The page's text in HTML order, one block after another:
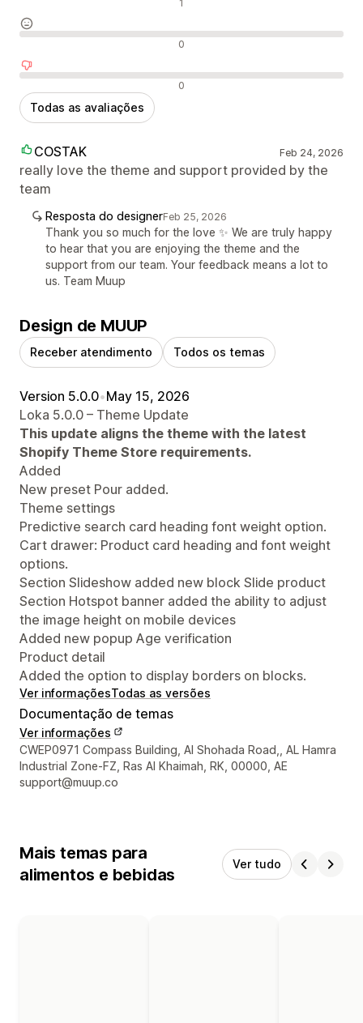
1
0
0
Todas as avaliações
COSTAK Feb 24, 2026
really love the theme and support provided by the
team
Resposta do designerFeb 25, 2026
Thank you so much for the love ✨ We are truly happy
to hear that you are enjoying the theme and the
support from our team. Your feedback means a lot to
us. Team Muup
Design de MUUP
Receber atendimento Todos os temas
Version 5.0.0•May 15, 2026
Loka 5.0.0 – Theme Update
This update aligns the theme with the latest
Shopify Theme Store requirements.
Added
New preset Pour added.
Theme settings
Predictive search card heading font weight option.
Cart drawer: Product card heading and font weight
options.
Section Slideshow added new block Slide product
Section Hotspot banner added the ability to adjust
the image height on mobile devices
Added new popup Age verification
Product detail
Added the option to display borders on blocks.
Ver informaçõesTodas as versões
Documentação de temas
Ver informações
Informações de contato do designer
CWEP0971 Compass Building, Al Shohada Road,, AL Hamra
Industrial Zone-FZ, Ras Al Khaimah, RK, 00000, AE
support@muup.co
Mais temas para
alimentos e bebidas
Ver tudo